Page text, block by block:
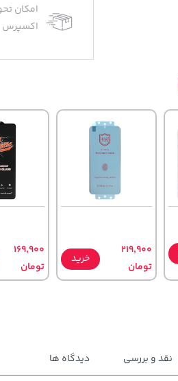
امکان
اکسپرس
219,900
تومان
خرید
169,900
تومان
نقد و بررسی دیدگاه ها